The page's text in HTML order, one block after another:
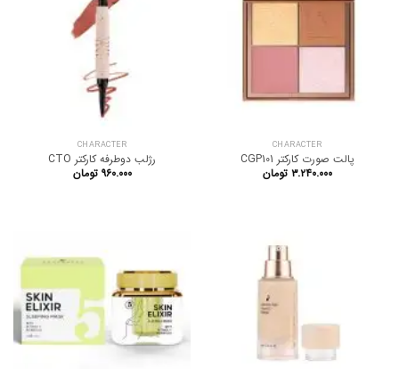
CHARACTER
پالت صورت کارکتر CGP101
۳.۲۴۰.۰۰۰ تومان
CHARACTER
رژلب دوطرفه کارکتر CTO
۹۶۰.۰۰۰ تومان